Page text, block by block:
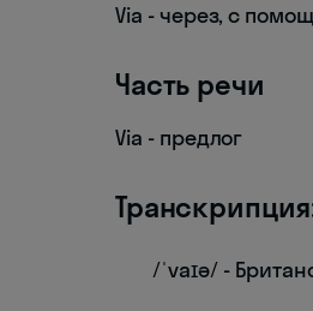
Via - через, с
Часть речи
Via - предлог
/ˈvaɪə/ -